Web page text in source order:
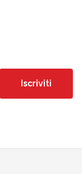
Iscriviti